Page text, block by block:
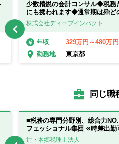
少数精鋭の会計コンサル◆税務
にも携われます◆通常期は殆ど
株式会社ディープインパクト
年収
329万円～480万円
勤務地
東京都
同じ職
■税務の専門分野別、総合力
フェッショナル集団 ※時差出勤
辻・本郷税理士法人